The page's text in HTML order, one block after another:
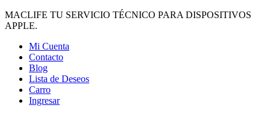
MACLIFE TU SERVICIO TÉCNICO PARA DISPOSITIVOS
APPLE.
Mi Cuenta
Contacto
Blog
Lista de Deseos
Carro
Ingresar